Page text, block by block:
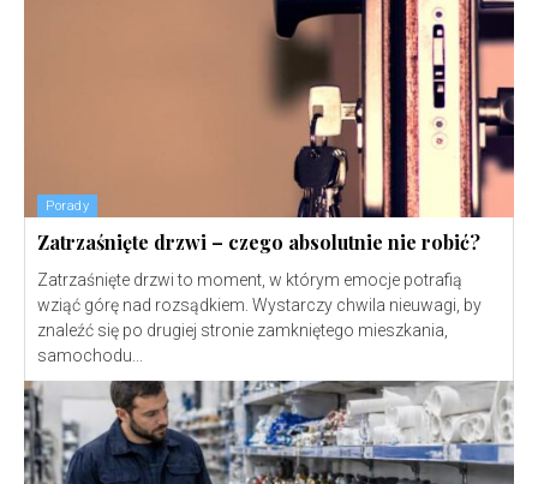
Porady
Zatrzaśnięte drzwi – czego absolutnie nie robić?
Zatrzaśnięte drzwi to moment, w którym emocje potrafią
wziąć górę nad rozsądkiem. Wystarczy chwila nieuwagi, by
znaleźć się po drugiej stronie zamkniętego mieszkania,
samochodu...